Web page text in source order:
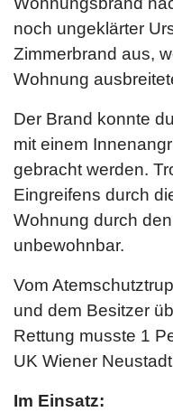
noch ungeklärter
Zimmerbrand aus,
Wohnung
Der Brand konnte
mit einem
gebracht werden.
Eingreifens durch
Wohnung durch
unbewohnbar.
Vom
und dem Besitzer
Rettung musste 1
UK Wiener
Im Einsatz: